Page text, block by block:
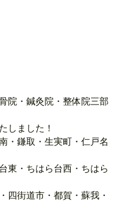
院・鍼灸院・整体院三部
しました！
・鎌取・生実町・仁戸名
東・ちはら台西・ちはら
四街道市・都賀・蘇我・